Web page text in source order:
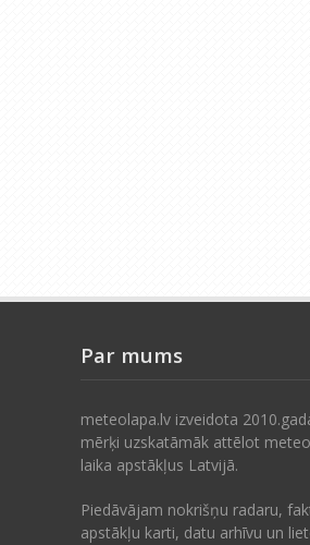
Par mums
meteolapa.lv izveidota
mērķi uzskatāmāk attēlot
laika apstākļus Latvijā.
Piedāvājam nokrišņu radaru,
apstākļu karti, datu arhīvu un